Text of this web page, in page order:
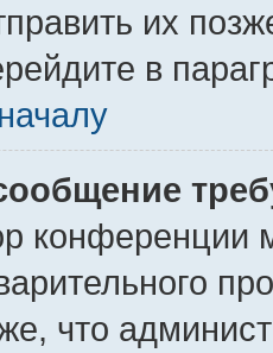
их
в
конференции
что